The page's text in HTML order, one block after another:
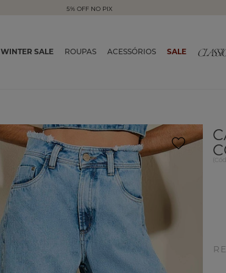
5% OFF NO PIX
WINTER SALE ROUPAS ACESSÓRIOS SALE
(